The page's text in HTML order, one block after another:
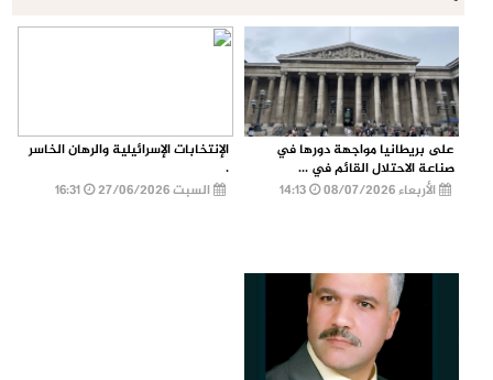
على بريطانيا مواجهة دورها في
صناعة الاحتلال القائم في ...
الأربعاء 08/07/2026
الإنتخابات الإسرائيلية والرهان الخاسر
.
السبت 27/06/2026
16:31